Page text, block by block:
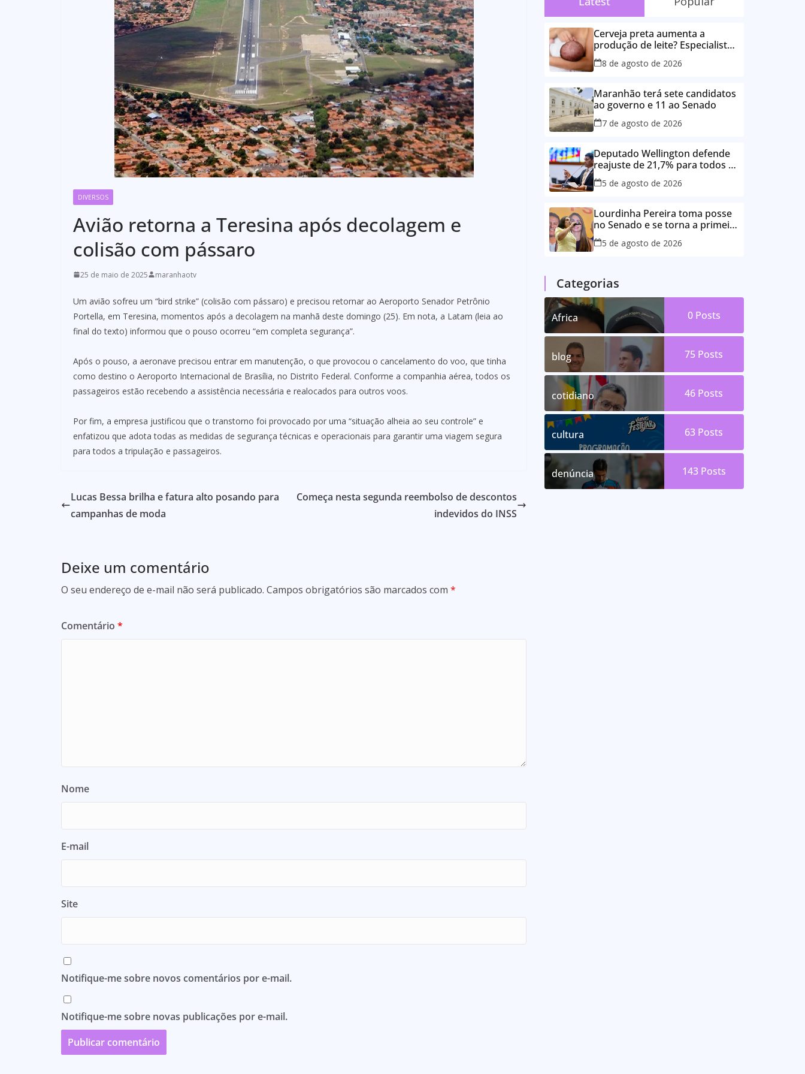
DIVERSOS
Avião retorna a Teresina após decolagem e
colisão com pássaro
25 de maio de 2025 maranhaotv
Um avião sofreu um “bird strike” (colisão com pássaro) e precisou retornar ao Aeroporto Senador Petrônio
Portella, em Teresina, momentos após a decolagem na manhã deste domingo (25). Em nota, a Latam (leia ao
final do texto) informou que o pouso ocorreu “em completa segurança”.
Após o pouso, a aeronave precisou entrar em manutenção, o que provocou o cancelamento do voo, que tinha
como destino o Aeroporto Internacional de Brasília, no Distrito Federal. Conforme a companhia aérea, todos os
passageiros estão recebendo a assistência necessária e realocados para outros voos.
Por fim, a empresa justificou que o transtorno foi provocado por uma “situação alheia ao seu controle” e
enfatizou que adota todas as medidas de segurança técnicas e operacionais para garantir uma viagem segura
para todos a tripulação e passageiros.
Lucas Bessa brilha e fatura alto posando para
campanhas de moda
Começa nesta segunda reembolso de descontos
indevidos do INSS
Deixe um comentário
O seu endereço de e-mail não será publicado. Campos obrigatórios são marcados com *
Comentário *
Nome
E-mail
Site
Notifique-me sobre novos comentários por e-mail.
Notifique-me sobre novas publicações por e-mail.
Cerveja preta aumenta a
produção de leite? Especialista
esclarece as principais crenças
sobre a alimentação durante a
8 de agosto de 2026
Maranhão terá sete candidatos
ao governo e 11 ao Senado
7 de agosto de 2026
Deputado Wellington defende
reajuste de 21,7% para todos os
servidores públicos e
aposentados do Maranhão
5 de agosto de 2026
Lourdinha Pereira toma posse
no Senado e se torna a primeira
senadora de Coroatá
5 de agosto de 2026
Categorias
Africa 0 Posts
blog 75 Posts
cotidiano 46 Posts
cultura 63 Posts
denúncia 143 Posts